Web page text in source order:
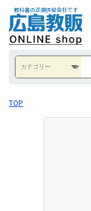
教科書の正規供給会社です
TOP